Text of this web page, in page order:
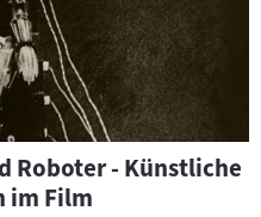
Roboter - Künstliche
im Film